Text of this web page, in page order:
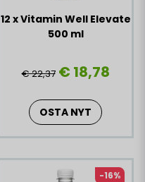
12 x Vitamin Well Elevate
500 ml
€ 22,37 € 18,78
OSTA NYT
-16%